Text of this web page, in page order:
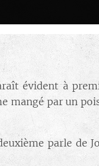
évident à
par un
parle de